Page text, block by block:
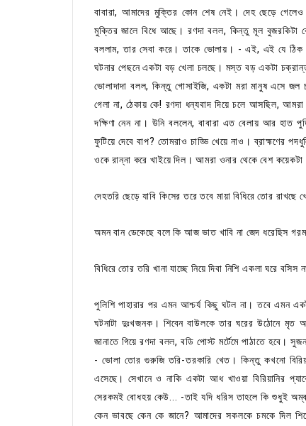
বাবারা, আমাদের মুক্তির কোন শেষ নেই। দেহ ছেড়ে
মুক্তির জালে বিধে আছে। রণদা বলল, কিন্তু মূল বুজরকিটা
বললাম, তার সেবা করে। তাকে ভোলায়। - এই, এই যে ঠিক
ঘটনার পেছনে একটা বড় খেলা চলছে। মস্ত বড় একটা
ভোলাদাদা বলল, কিন্তু গোসাইজি, একটা মরা মানুষ এসে
গেলা না, ঠেকায় কে! রণদা ধন্যবাদ দিয়ে চলে আসছিল,
দক্ষিণা নেন না। উনি বললেন, বাবারা এত বেলায় আর হাত
ফুটিয়ে দেবে বাপ? তোমরাও চাড্ডি খেয়ে নাও।
ওকে রান্না করে খাইয়ে দিল। আমরা ওনার থেকে বেশ
দেহতরি ছেড়ে যাবি কিসের তরে তবে মায়া বিধিরে তোর রাখছে
অমন বান ডেকেছে বলে কি আজ ভাত খাবি না জেদ ধরেছিস গরম
বিধিরে তোর তরি খানা যাচ্ছে নিয়ে দিবা নিশি একলা ঘরে
পুলিশি পাহারার পর এমন আশ্চর্য কিছু ঘটল না। তবে এমন
ঘটনাটা দুঃখজনক। শিবেন বাউলকে তার ঘরের উঠোনে মৃত
জানাতে গিয়ে রণদা বলল, বডি পোস্ট মর্টেমে পাঠাতে হবে।
- ভোলা তোর গুরুজি তরি-তরকারি খেত। কিন্তু কখনো
এসেছে। সেখানে ও নাকি একটা আধ খাওয়া বিরিয়ানির
সেরকমই বোধহয় কেউ... -তাই যদি ধরিস তাহলে কি শুধুই
কেন ভাবছে কেন কে জানে? আমাদের সকলকে চমকে দিল